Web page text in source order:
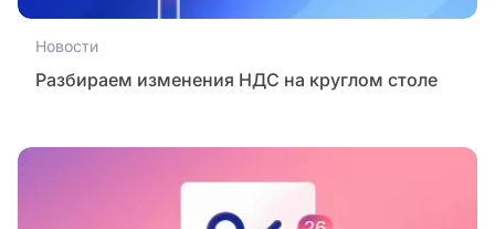
Новости
Разбираем изменения НДС на круглом столе